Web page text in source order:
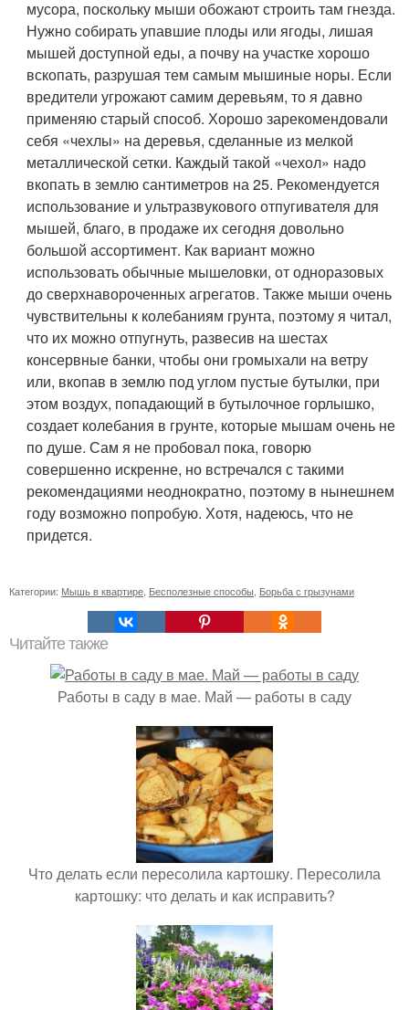
мусора, поскольку мыши обожают строить там гнезда.
Нужно собирать упавшие плоды или ягоды, лишая
мышей доступной еды, а почву на участке хорошо
вскопать, разрушая тем самым мышиные норы. Если
вредители угрожают самим деревьям, то я давно
применяю старый способ. Хорошо зарекомендовали
себя «чехлы» на деревья, сделанные из мелкой
металлической сетки. Каждый такой «чехол» надо
вкопать в землю сантиметров на 25. Рекомендуется
использование и ультразвукового отпугивателя для
мышей, благо, в продаже их сегодня довольно
большой ассортимент. Как вариант можно
использовать обычные мышеловки, от одноразовых
до сверхнавороченных агрегатов. Также мыши очень
чувствительны к колебаниям грунта, поэтому я читал,
что их можно отпугнуть, развесив на шестах
консервные банки, чтобы они громыхали на ветру
или, вкопав в землю под углом пустые бутылки, при
этом воздух, попадающий в бутылочное горлышко,
создает колебания в грунте, которые мышам очень не
по душе. Сам я не пробовал пока, говорю
совершенно искренне, но встречался с такими
рекомендациями неоднократно, поэтому в нынешнем
году возможно попробую. Хотя, надеюсь, что не
придется.
Категории: Мышь в квартире, Бесполезные способы, Борьба с грызунами
Читайте также
Работы в саду в мае. Май — работы в саду
Что делать если пересолила картошку. Пересолила
картошку: что делать и как исправить?